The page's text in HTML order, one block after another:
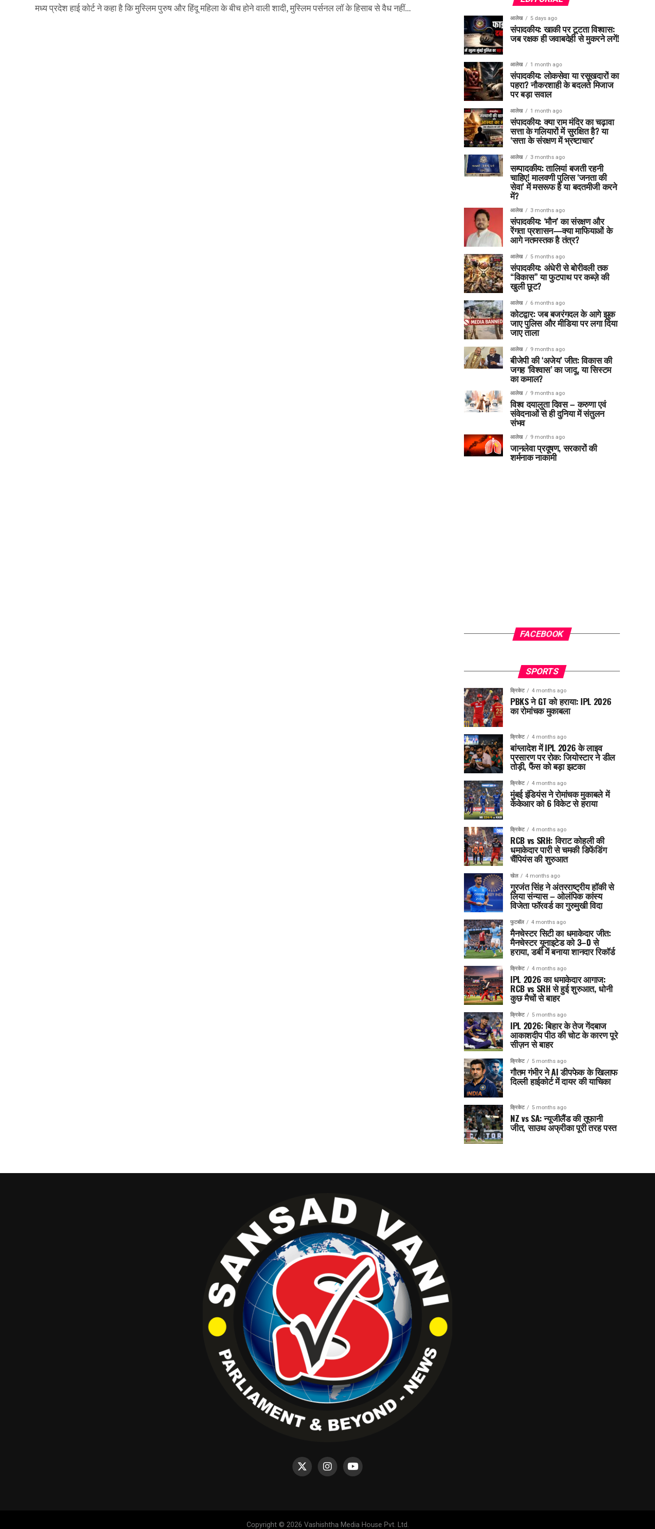
मध्य प्रदेश हाई कोर्ट ने कहा है कि मुस्लिम पुरुष और हिंदू महिला के बीच होने वाली शादी, मुस्लिम पर्सनल लॉ के हिसाब से वैध नहीं...
आलेख 5 days ago
संपादकीय: खाकी पर टूटता विश्वास:
जब रक्षक ही जवाबदेही से मुकरने लगें!
आलेख 1 month ago
संपादकीय: लोकसेवा या रसूखदारों का
पहरा? नौकरशाही के बदलते मिजाज
पर बड़ा सवाल
आलेख 1 month ago
संपादकीय: क्या राम मंदिर का चढ़ावा
सत्ता के गलियारों में सुरक्षित है? या
‘सत्ता के संरक्षण में भ्रष्टाचार’
आलेख 3 months ago
सम्पादकीय: तालियां बजती रहनी
चाहिए! मालवणी पुलिस ‘जनता की
सेवा’ में मसरूफ है या बदतमीजी करने
में?
आलेख 3 months ago
संपादकीय: ‘मौन’ का संरक्षण और
रेंगता प्रशासन—क्या माफियाओं के
आगे नतमस्तक है तंत्र?
आलेख 5 months ago
संपादकीय: अंधेरी से बोरीवली तक
“विकास” या फुटपाथ पर कब्ज़े की
खुली छूट?
आलेख 6 months ago
कोटद्वार: जब बजरंगदल के आगे झुक
जाए पुलिस और मीडिया पर लगा दिया
जाए ताला
आलेख 9 months ago
बीजेपी की ‘अजेय’ जीत: विकास की
जगह ‘विश्वास’ का जादू, या सिस्टम
का कमाल?
आलेख 9 months ago
विश्व दयालुता दिवस – करुणा एवं
संवेदनाओं से ही दुनिया में संतुलन
संभव
आलेख 9 months ago
जानलेवा प्रदूषण, सरकारों की
शर्मनाक नाकामी
FACEBOOK
SPORTS
क्रिकेट 4 months ago
PBKS ने GT को हराया: IPL 2026
का रोमांचक मुकाबला
क्रिकेट 4 months ago
बांग्लादेश में IPL 2026 के लाइव
प्रसारण पर रोक: जियोस्टार ने डील
तोड़ी, फैंस को बड़ा झटका
क्रिकेट 4 months ago
मुंबई इंडियंस ने रोमांचक मुकाबले में
केकेआर को 6 विकेट से हराया
क्रिकेट 4 months ago
RCB vs SRH: विराट कोहली की
धमाकेदार पारी से चमकी डिफेंडिंग
चैंपियंस की शुरुआत
खेल 4 months ago
गुरजंत सिंह ने अंतरराष्ट्रीय हॉकी से
लिया संन्यास – ओलंपिक कांस्य
विजेता फॉरवर्ड का गुरुमुखी विदा
फुटबॉल 4 months ago
मैनचेस्टर सिटी का धमाकेदार जीत:
मैनचेस्टर यूनाइटेड को 3–0 से
हराया, डर्बी में बनाया शानदार रिकॉर्ड
क्रिकेट 4 months ago
IPL 2026 का धमाकेदार आगाज:
RCB vs SRH से हुई शुरुआत, धोनी
कुछ मैचों से बाहर
क्रिकेट 5 months ago
IPL 2026: बिहार के तेज गेंदबाज
आकाशदीप पीठ की चोट के कारण पूरे
सीज़न से बाहर
क्रिकेट 5 months ago
गौतम गंभीर ने AI डीपफेक के खिलाफ
दिल्ली हाईकोर्ट में दायर की याचिका
क्रिकेट 5 months ago
NZ vs SA: न्यूजीलैंड की तूफानी
जीत, साउथ अफ्रीका पूरी तरह पस्त
Copyright © 2026 Vashishtha Media House Pvt. Ltd.